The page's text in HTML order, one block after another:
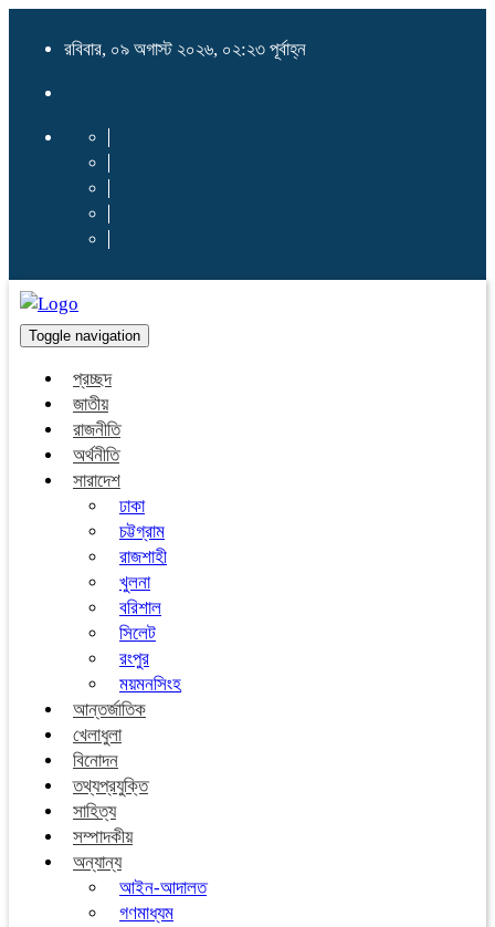
রবিবার, ০৯ অগাস্ট ২০২৬, ০২:২৩ পূর্বাহ্ন
Toggle navigation
প্রচ্ছদ
জাতীয়
রাজনীতি
অর্থনীতি
সারাদেশ
ঢাকা
চট্টগ্রাম
রাজশাহী
খুলনা
বরিশাল
সিলেট
রংপুর
ময়মনসিংহ
আন্তর্জাতিক
খেলাধুলা
বিনোদন
তথ্যপ্রযুক্তি
সাহিত্য
সম্পাদকীয়
অন্যান্য
আইন-আদালত
গণমাধ্যম